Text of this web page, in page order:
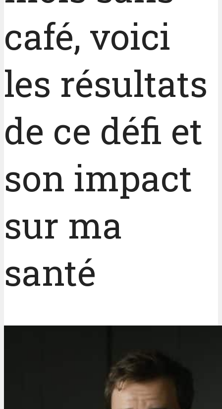
café, voici
les résultats
de ce défi et
son impact
sur ma
santé